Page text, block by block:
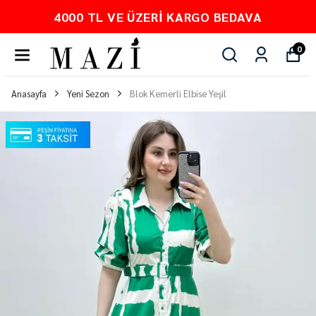
4000 TL VE ÜZERI KARGO BEDAVA
0
Anasayfa Yeni Sezon Blok Kemerli Elbise Yeşil